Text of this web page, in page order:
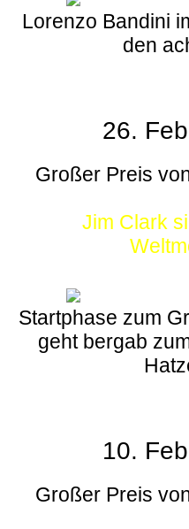
Lorenzo Bandini
den
26.
Großer Preis
Jim Clark
Startphase zum
geht bergab
10.
Großer Preis